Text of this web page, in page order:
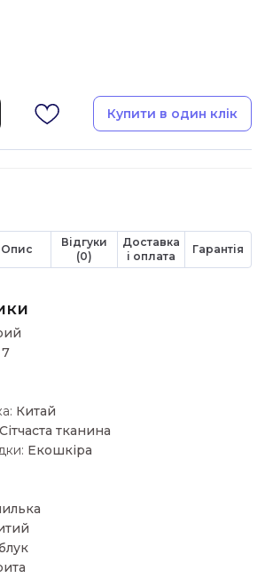
Купити в один клік
Опис
Відгуки
(0)
Доставка
і оплата
Гарантія
7
Китай
Сітчаста тканина
Екошкiра